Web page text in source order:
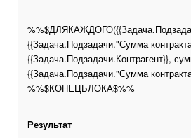
{{Задача.Подзадачи."Сумма
{{Задача.Подзадачи.Контрагент}},
{{Задача.Подзадачи."Сумма
%%$КОНЕЦБЛОКА$%%
Результат